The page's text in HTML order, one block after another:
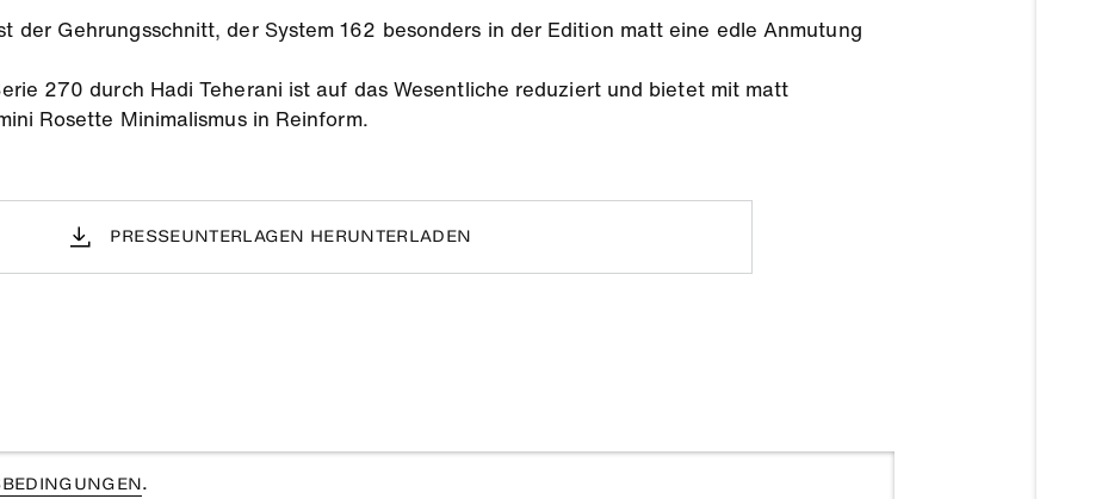
der Gehrungsschnitt, der System 162 besonders in der Edition matt eine edle Anmutung
270 durch Hadi Teherani ist auf das Wesentliche reduziert und bietet mit matt
Rosette Minimalismus in Reinform.
PRESSEUNTERLAGEN HERUNTERLADEN
.